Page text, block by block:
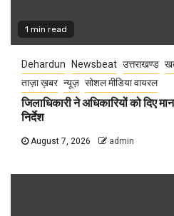
1 min read
Dehardun Newsbeat उत्तराखण्ड
ताज़ा ख़बर न्यूज़ सोशल मीडिया वायरल
जिलाधिकारी ने अधिकारियों को दिए
निर्देश
August 7, 2026 admin